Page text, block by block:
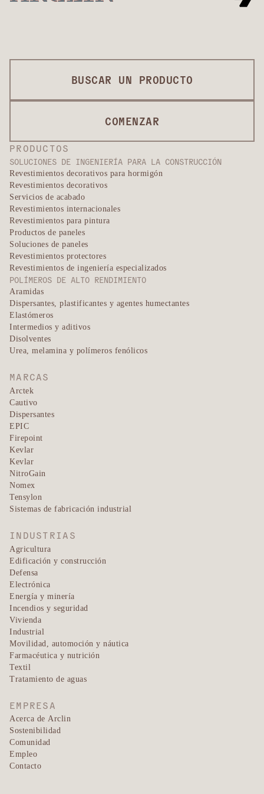
®
PRODUCTOS
SOLUCIONES DE INGENIERÍA PARA LA CONSTRUCCIÓN
Revestimientos decorativos para hormigón
Revestimientos decorativos
Servicios de acabado
Revestimientos internacionales
Revestimientos para pintura
Productos de paneles
Soluciones de paneles
Revestimientos protectores
Revestimientos de ingeniería especializados
POLÍMEROS DE ALTO RENDIMIENTO
Aramidas
Dispersantes, plastificantes y agentes humectantes
Elastómeros
Intermedios y aditivos
Disolventes
Urea, melamina y polímeros fenólicos
MARCAS
Arctek
Cautivo
Dispersantes
EPIC
Firepoint
Kevlar
Kevlar
NitroGain
Nomex
Tensylon
Sistemas de fabricación industrial
INDUSTRIAS
Agricultura
Edificación y construcción
Defensa
Electrónica
Energía y minería
Incendios y seguridad
Vivienda
Industrial
Movilidad, automoción y náutica
Farmacéutica y nutrición
Textil
Tratamiento de aguas
EMPRESA
Acerca de Arclin
Sostenibilidad
Comunidad
Empleo
Contacto
BUSCAR UN PRODUCTO
COMENZAR